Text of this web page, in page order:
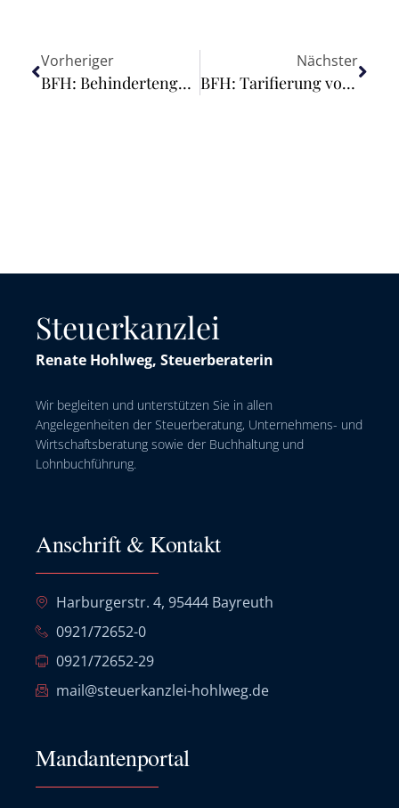
Vorheriger
BFH: Behindertengerechter Gartenumbau keine außergewöhnliche Belastung
Nächster
BFH: Tarifierung von Kälberhütten
Steuerkanzlei
Renate Hohlweg, Steuerberaterin
Wir begleiten und unterstützen Sie in allen
Angelegenheiten der Steuerberatung, Unternehmens- und
Wirtschaftsberatung sowie der Buchhaltung und
Lohnbuchführung.
Anschrift & Kontakt
Harburgerstr. 4, 95444 Bayreuth
0921/72652-0
0921/72652-29
mail@steuerkanzlei-hohlweg.de
Mandantenportal